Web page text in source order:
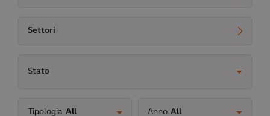
Settori
Stato
Tipologia All Anno All